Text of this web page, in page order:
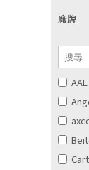
廠牌
AAE